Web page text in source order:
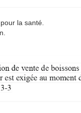
la santé.